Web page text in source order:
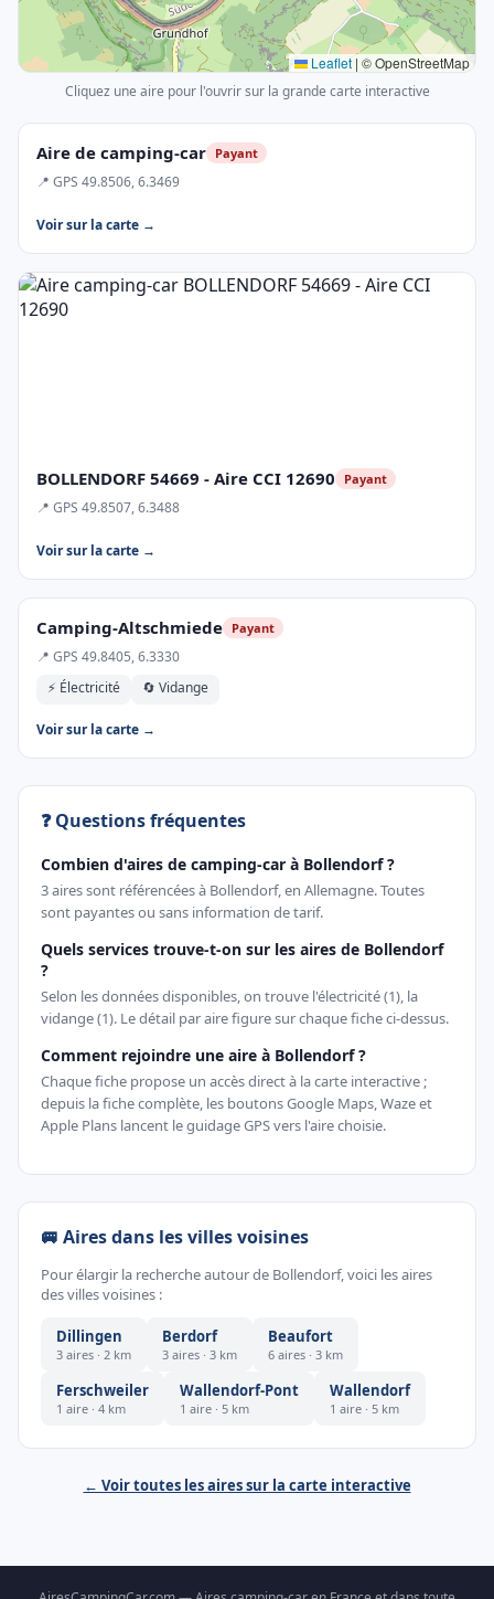
Aire de camping-car Payant
📍 GPS 49.8506, 6.3469
Voir sur la carte →
BOLLENDORF 54669 - Aire CCI 12690 Payant
📍 GPS 49.8507, 6.3488
Voir sur la carte →
Camping-Altschmiede Payant
📍 GPS 49.8405, 6.3330
⚡ Électricité
🔄 Vidange
Voir sur la carte →
❓ Questions fréquentes
Combien d'aires de camping-car à Bollendorf ?
3 aires sont référencées à Bollendorf, en Allemagne. Toutes
sont payantes ou sans information de tarif.
Quels services trouve-t-on sur les aires de Bollendorf
?
Selon les données disponibles, on trouve l'électricité (1), la
vidange (1). Le détail par aire figure sur chaque fiche ci-dessus.
Comment rejoindre une aire à Bollendorf ?
Chaque fiche propose un accès direct à la carte interactive ;
depuis la fiche complète, les boutons Google Maps, Waze et
Apple Plans lancent le guidage GPS vers l'aire choisie.
🚐 Aires dans les villes voisines
Pour élargir la recherche autour de Bollendorf, voici les aires
des villes voisines :
Dillingen
3 aires · 2 km
Berdorf
3 aires · 3 km
Beaufort
6 aires · 3 km
Ferschweiler
1 aire · 4 km
Wallendorf-Pont
1 aire · 5 km
Wallendorf
1 aire · 5 km
Leaflet | © OpenStreetMap
Cliquez une aire pour l'ouvrir sur la grande carte interactive
← Voir toutes les aires sur la carte interactive